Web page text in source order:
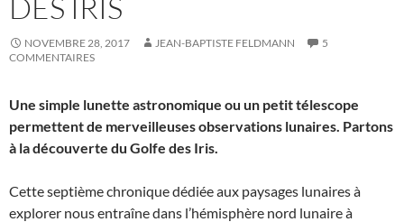
NOVEMBRE 28, 2017 JEAN-BAPTISTE FELDMANN
5
COMMENTAIRES
Une simple lunette astronomique ou un petit télescope
permettent de merveilleuses observations lunaires. Partons
à la découverte du Golfe des Iris.
Cette septième chronique dédiée aux paysages lunaires à
explorer nous entraîne dans l’hémisphère nord lunaire à